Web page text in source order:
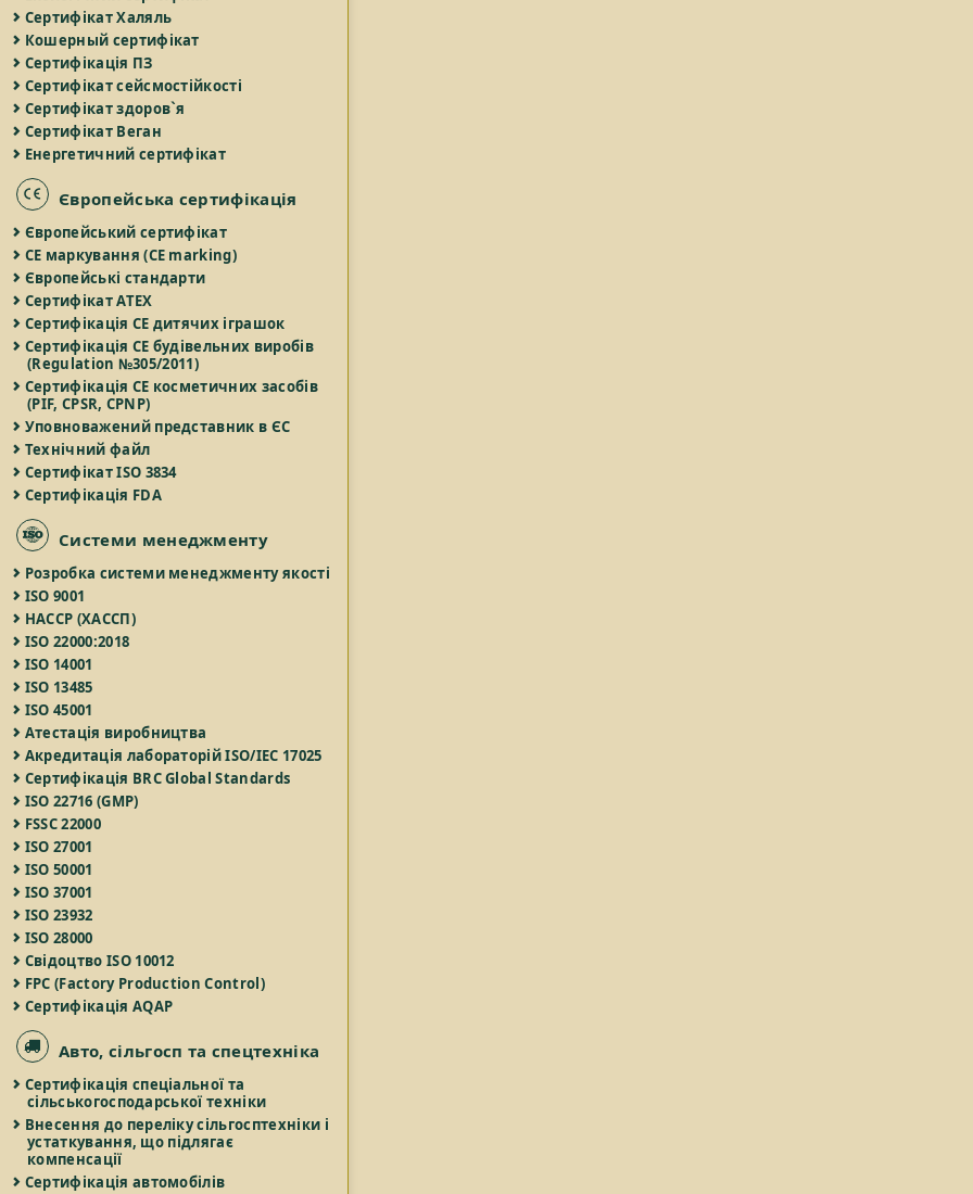
Сертифікат Халяль
Кошерный сертифікат
Сертифікація ПЗ
Сертифікат сейсмостійкості
Сертифікат здоров`я
Сертифікат Веган
Енергетичний сертифікат
Європейська сертифікація
Європейський сертифікат
СЕ маркування (CE marking)
Європейські стандарти
Сертифікат ATEX
Сертифікація СЕ дитячих іграшок
Сертифікація СЕ будівельних виробів
(Regulation №305/2011)
Сертифікація СЕ косметичних засобів
(PIF, CPSR, CPNP)
Уповноважений представник в ЄС
Технічний файл
Сертифікат ISO 3834
Сертифікація FDA
Системи менеджменту
Розробка системи менеджменту якості
ISO 9001
НАССР (ХАССП)
ISO 22000:2018
ISO 14001
ISO 13485
ISO 45001
Атестація виробництва
Акредитація лабораторій ISO/IEC 17025
Сертифікація BRC Global Standards
ISO 22716 (GMP)
FSSC 22000
ISO 27001
ISO 50001
ISO 37001
ISO 23932
ISO 28000
Свідоцтво ISO 10012
FPC (Factory Production Control)
Сертифікація AQAP
Авто, сільгосп та спецтехніка
Сертифікація спеціальної та
сільськогосподарської техніки
Внесення до переліку сільгосптехніки і
устаткування, що підлягає
компенсації
Сертифікація автомобілів